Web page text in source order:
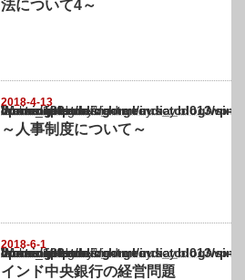
法について4～
2018-4-13
Warning
: Undefined array key "show_category" in
/home/netst/kuno-cpa.co.jp/public_html/india_blog/wp-content/themes/
on line183
～人事制度について～
2018-6-1
Warning
: Undefined array key "show_category" in
/home/netst/kuno-cpa.co.jp/public_html/india_blog/wp-content/themes/
on line183
インド中央銀行の経営問題